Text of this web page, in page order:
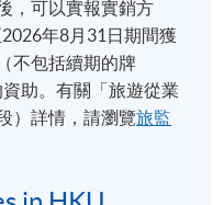
，可以實報實銷方
年8月31日期間獲
不包括續期的牌
助。有關「旅遊從業
）詳情，請瀏覽旅監